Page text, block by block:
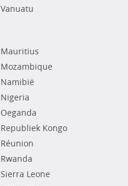
Vanuatu
Mauritius
Mozambique
Namibië
Nigeria
Oeganda
Republiek Kongo
Réunion
Rwanda
Sierra Leone